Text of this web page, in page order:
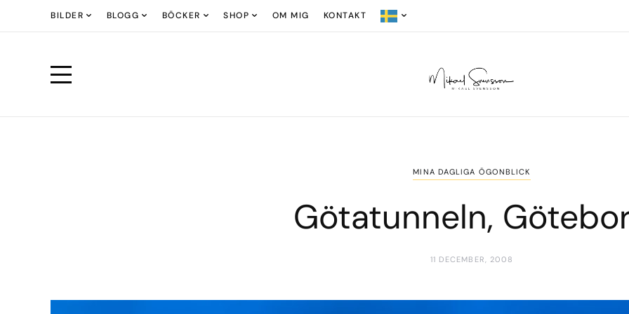
BILDER BLOGG BÖCKER SHOP OM MIG KONTAKT
MINA DAGLIGA ÖGONBLICK
Götatunneln,
11 DECEMBER, 2008